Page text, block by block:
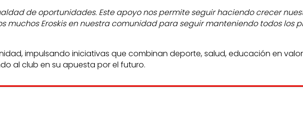
de oportunidades. Este apoyo nos permite seguir haciendo crecer
Eroskis en nuestra comunidad para seguir manteniendo todos los
impulsando iniciativas que combinan deporte, salud, educación en
al club en su apuesta por el futuro.